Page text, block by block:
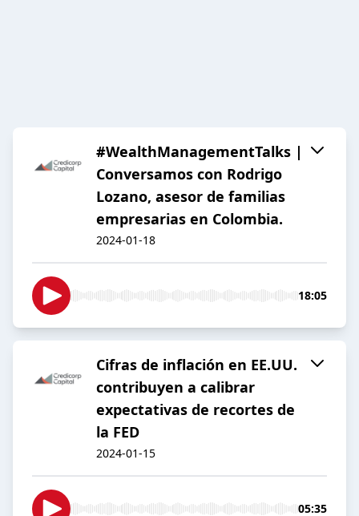
#WealthManagementTalks |
Conversamos con Rodrigo
Lozano, asesor de familias
empresarias en Colombia.
2024-01-18
18:05
Cifras de inflación en EE.UU.
contribuyen a calibrar
expectativas de recortes de
la FED
2024-01-15
05:35